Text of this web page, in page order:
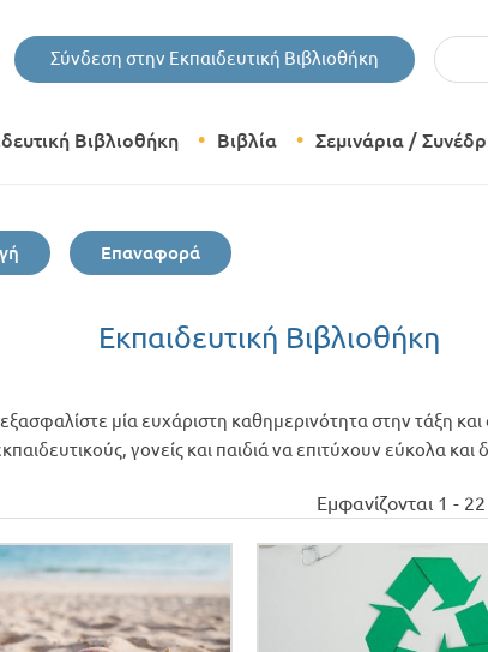
Σύνδεση στην Εκπαιδευτική Βιβλιοθήκη
Βιβλιοθήκη Βιβλία
Εκδόσεις Δίπτυχο
Bazaar
Σεμινάρια /
Επαναφορά
Εκπαιδευτική Βιβλιοθήκη
μία ευχάριστη καθημερινότητα στην τάξη και
γονείς και παιδιά να επιτύχουν εύκολα
Εμφανίζονται 1 -